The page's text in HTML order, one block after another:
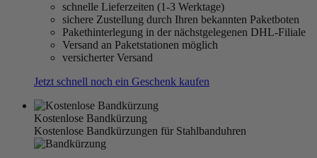
schnelle Lieferzeiten (1-3 Werktage)
sichere Zustellung durch Ihren bekannten Paketboten
Pakethinterlegung in der nächstgelegenen DHL-Filiale
Versand an Paketstationen möglich
versicherter Versand
Jetzt schnell noch ein Geschenk kaufen
Kostenlose Bandkürzung
Kostenlose Bandkürzungen für Stahlbanduhren